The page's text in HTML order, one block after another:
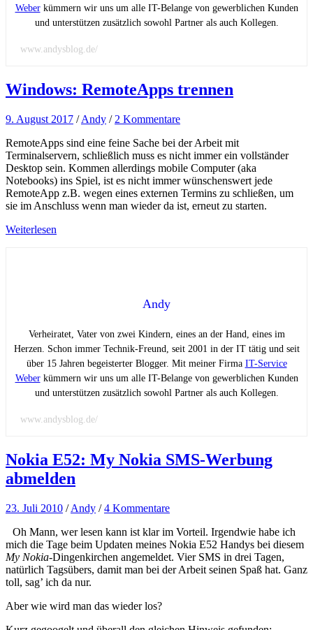
Weberkümmern wir uns um alle IT-Belange von gewerblichen Kunden
und unterstützen zusätzlich sowohl Partner als auch Kollegen.
www.andysblog.de/
Windows: RemoteApps trennen
9. August 2017 /Andy / 2 Kommentare
RemoteApps sind eine feine Sache bei der Arbeit mit
Terminalservern, schließlich muss es nicht immer ein vollständer
Desktop sein. Kommen allerdings mobile Computer (aka
Notebooks) ins Spiel, ist es nicht immer wünschenswert jede
RemoteApp z.B. wegen eines externen Termins zu schließen, um
sie im Anschluss wenn man wieder da ist, erneut zu starten.
Weiterlesen
Andy
Verheiratet, Vater von zwei Kindern, eines an der Hand, eines im
Herzen. Schon immer Technik-Freund, seit 2001 in der IT tätig und seit
über 15 Jahren begeisterter Blogger. Mit meiner Firma IT-Service
Weberkümmern wir uns um alle IT-Belange von gewerblichen Kunden
und unterstützen zusätzlich sowohl Partner als auch Kollegen.
www.andysblog.de/
Nokia E52: My Nokia SMS-Werbung
abmelden
23. Juli 2010 /Andy /4 Kommentare
Oh Mann, wer lesen kann ist klar im Vorteil. Irgendwie habe ich
mich die Tage beim Updaten meines Nokia E52 Handys bei diesem
My Nokia-Dingenkirchen angemeldet. Vier SMS in drei Tagen,
natürlich Tagsübers, damit man bei der Arbeit seinen Spaß hat. Ganz
toll, sag’ ich da nur.
Aber wie wird man das wieder los?